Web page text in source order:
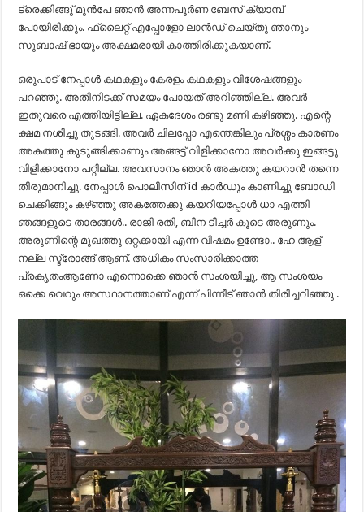
ട്രെക്കിങ്ങു് മുൻപേ ഞാൻ അന്നപൂർണ ബേസ് ക്യാമ്പ്
പോയിരിക്കും. ഫ്ലൈറ്റ് എപ്പോളോ ലാൻഡ് ചെയ്തു ഞാനും
സുബാഷ് ഭായും അക്ഷമരായി കാത്തിരിക്കുകയാണ്.
ഒരുപാട് നേപ്പാൾ കഥകളും കേരളം കഥകളും വിശേഷങ്ങളും
പറഞ്ഞു. അതിനിടക്ക് സമയം പോയത് അറിഞ്ഞില്ല. അവർ
ഇതുവരെ എത്തിയിട്ടില്ല. ഏകദേശം രണ്ടു മണി കഴിഞ്ഞു. എന്റെ
ക്ഷമ നശിച്ചു തുടങ്ങി. അവർ ചിലപ്പോ എന്തെങ്കിലും പ്രശ്നം കാരണം
അകത്തു കുടുങ്ങിക്കാണും അങ്ങട്ട് വിളിക്കാനോ അവർക്കു ഇങ്ങട്ടു
വിളിക്കാനോ പറ്റില്ല. അവസാനം ഞാൻ അകത്തു കയറാൻ തന്നെ
തീരുമാനിച്ചു. നേപ്പാൾ പൊലീസിന് id കാർഡും കാണിച്ചു ബോഡി
ചെക്കിങ്ങും കഴ്ഞ്ഞു അകത്തേക്കു കയറിയപ്പോൾ ധാ എത്തി
ഞങ്ങളുടെ താരങ്ങൾ.. രാജി രതി, ബീന ടീച്ചർ കൂടെ അരുണും.
അരുണിന്റെ മുഖത്തു ഒറ്റക്കായി എന്ന വിഷമം ഉണ്ടോ.. ഹേ ആള്
നല്ല സ്ട്രോങ്ങ് ആണ്. അധികം സംസാരിക്കാത്ത
പ്രകൃതംആണോ എന്നൊക്കെ ഞാൻ സംശയിച്ചു, ആ സംശയം
ഒക്കെ വെറും അസ്ഥാനത്താണ് എന്ന് പിന്നീട് ഞാൻ തിരിച്ചറിഞ്ഞു .